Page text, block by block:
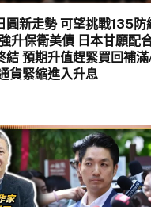
圓新走勢 可望挑戰135防
升保衛美債 日本甘願配
結 預期升值趕緊買回補
貨緊縮進入升息